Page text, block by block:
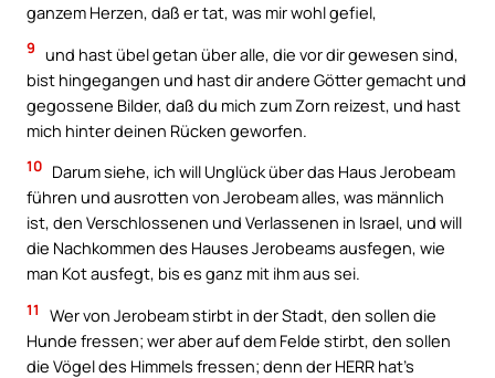
ganzem Herzen, daß er tat, was mir wohl gefiel,
9 und hast übel getan über alle, die vor dir gewesen sind,
bist hingegangen und hast dir andere Götter gemacht und
gegossene Bilder, daß du mich zum Zorn reizest, und hast
mich hinter deinen Rücken geworfen.
10 Darum siehe, ich will Unglück über das Haus Jerobeam
führen und ausrotten von Jerobeam alles, was männlich
ist, den Verschlossenen und Verlassenen in Israel, und will
die Nachkommen des Hauses Jerobeams ausfegen, wie
man Kot ausfegt, bis es ganz mit ihm aus sei.
11
Wer von Jerobeam stirbt in der Stadt, den sollen die
Hunde fressen; wer aber auf dem Felde stirbt, den sollen
die Vögel des Himmels fressen; denn der HERR hat’s